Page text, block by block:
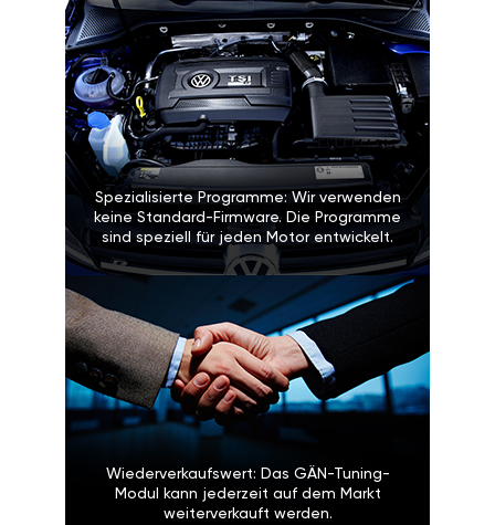
Spezialisierte Programme: Wir verwenden
keine Standard-Firmware. Die Programme
sind speziell für jeden Motor entwickelt.
Wiederverkaufswert: Das GÄN-Tuning-
Modul kann jederzeit auf dem Markt
weiterverkauft werden.